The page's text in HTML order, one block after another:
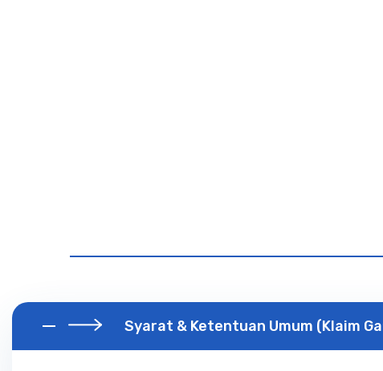
Syarat & Ketentuan Umum (Klaim